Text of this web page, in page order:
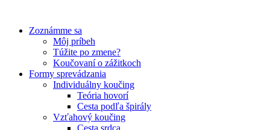
obsah
Zoznámme sa
Môj príbeh
Túžite po zmene?
Koučovaní o zážitkoch
Formy sprevádzania
Individuálny koučing
Teória hovorí
Cesta podľa špirály
Vzťahový koučing
Cesta srdca